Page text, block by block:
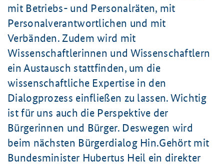
mit Betriebs- und Personalräten, mit
Personal­verant­wortlichen und mit
Verbänden. Zudem wird mit
Wissenschaftlerinnen und Wissenschaftlern
ein Austausch stattfinden, um die
wissenschaftliche Expertise in den
Dialogprozess einfließen zu lassen. Wichtig
ist für uns auch die Perspektive der
Bürgerinnen und Bürger. Deswegen wird
beim nächsten Bürgerdialog Hin.Gehört mit
Bundesminister Hubertus Heil ein direkter